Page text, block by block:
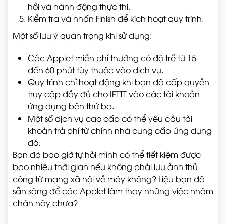
hồi và hành động thực thi.
Kiểm tra và nhấn Finish để kích hoạt quy trình.
Một số lưu ý quan trọng khi sử dụng:
Các Applet miễn phí thường có độ trễ từ 15
đến 60 phút tùy thuộc vào dịch vụ.
Quy trình chỉ hoạt động khi bạn đã cấp quyền
truy cập đầy đủ cho IFTTT vào các tài khoản
ứng dụng bên thứ ba.
Một số dịch vụ cao cấp có thể yêu cầu tài
khoản trả phí từ chính nhà cung cấp ứng dụng
đó.
Bạn đã bao giờ tự hỏi mình có thể tiết kiệm được
bao nhiêu thời gian nếu không phải lưu ảnh thủ
công từ mạng xã hội về máy không? Liệu bạn đã
sẵn sàng để các Applet làm thay những việc nhàm
chán này chưa?